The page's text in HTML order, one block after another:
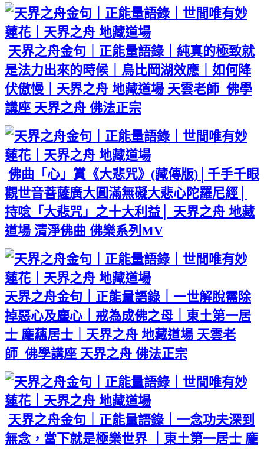
天界之舟金句｜正能量語錄｜純真的極致就
是法力出來的時候｜烏比岡湖效應｜如何降
伏傲慢｜天界之舟 地藏道場 天雲老師 佛學
講座 天界之舟 佛法正宗
佛曲「心」賞《大悲咒》(藏傳版)│千手千眼
觀世音菩薩廣大圓滿無礙大悲心陀羅尼經│
持唸「大悲咒」之十大利益│ 天界之舟 地藏
道場 清淨佛曲 佛樂系列MV
天界之舟金句｜正能量語錄｜一世解脫需除
掉惡心及塵心｜戒為成佛之母｜東土第一居
士 龐蘊居士｜天界之舟 地藏道場 天雲老
師 佛學講座 天界之舟 佛法正宗
天界之舟金句｜正能量語錄｜一念功夫深到
無念，當下就是極樂世界 ｜東土第一居士 龐